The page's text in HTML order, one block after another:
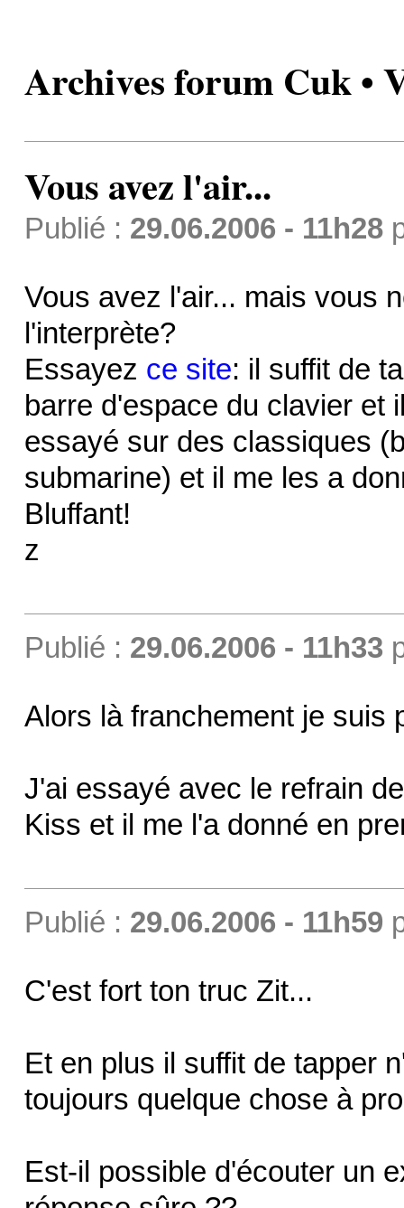
Archives forum Cuk •
Vous avez l'air...
Publié : 29.06.2006 - 11h28
Vous avez l'air... mais vous
l'interprète?
Essayez ce site: il suffit de
barre d'espace du clavier et
essayé sur des classiques
submarine) et il me les a
Bluffant!
z
Publié : 29.06.2006 - 11h33
Alors là franchement je suis
J'ai essayé avec le refrain
Kiss et il me l'a donné en
Publié : 29.06.2006 - 11h59
C'est fort ton truc Zit...
Et en plus il suffit de tapper
toujours quelque chose à
Est-il possible d'écouter un